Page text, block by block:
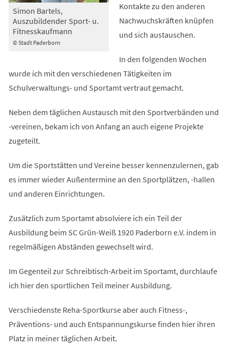
© Stadt Paderborn
Simon Bartels,
Auszubildender Sport- u.
Fitnesskaufmann
Kontakte zu den anderen
Nachwuchskräften knüpfen
und sich austauschen.
In den folgenden Wochen
wurde ich mit den verschiedenen Tätigkeiten im
Schulverwaltungs- und Sportamt vertraut gemacht.
Neben dem täglichen Austausch mit den Sportverbänden und
-vereinen, bekam ich von Anfang an auch eigene Projekte
zugeteilt.
Um die Sportstätten und Vereine besser kennenzulernen, gab
es immer wieder Außentermine an den Sportplätzen, -hallen
und anderen Einrichtungen.
Zusätzlich zum Sportamt absolviere ich ein Teil der
Ausbildung beim SC Grün-Weiß 1920 Paderborn e.V. indem in
regelmäßigen Abständen gewechselt wird.
Im Gegenteil zur Schreibtisch-Arbeit im Sportamt, durchlaufe
ich hier den sportlichen Teil meiner Ausbildung.
Verschiedenste Reha-Sportkurse aber auch Fitness-,
Präventions- und auch Entspannungskurse finden hier ihren
Platz in meiner täglichen Arbeit.